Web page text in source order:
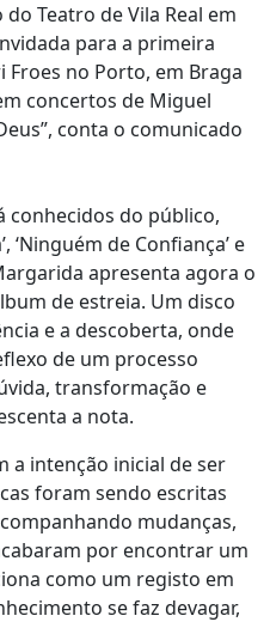
Teatro de Vila Real em
para a primeira
no Porto, em Braga
concertos de Miguel
conta o comunicado
conhecidos do público,
‘Ninguém de Confiança’ e
apresenta agora o
de estreia. Um disco
e a descoberta, onde
de um processo
transformação e
a nota.
a intenção inicial de ser
foram sendo escritas
mudanças,
por encontrar um
como um registo em
se faz devagar,